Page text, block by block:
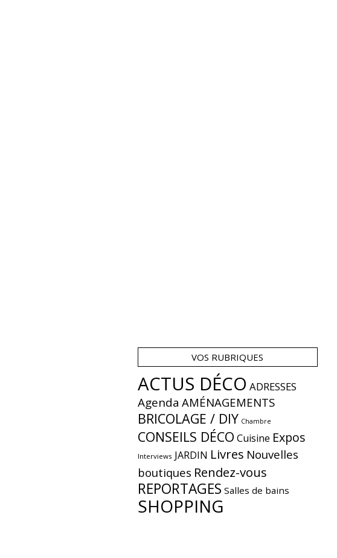
VOS RUBRIQUES
ACTUS DÉCO ADRESSES
Agenda AMÉNAGEMENTS
BRICOLAGE / DIY Chambre
CONSEILS DÉCO Cuisine Expos
Interviews JARDIN Livres Nouvelles
boutiques Rendez-vous
REPORTAGES Salles de bains
SHOPPING